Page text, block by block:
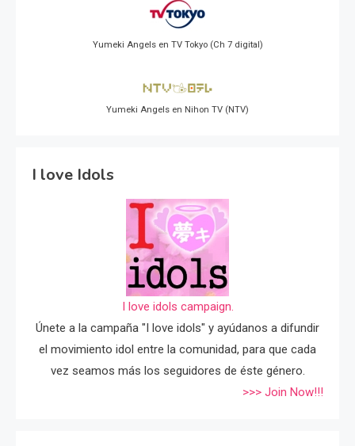
Yumeki Angels en TV Tokyo (Ch 7 digital)
Yumeki Angels en Nihon TV (NTV)
I love Idols
I love idols campaign.
Únete a la campaña "I love idols" y ayúdanos a difundir
el movimiento idol entre la comunidad, para que cada
vez seamos más los seguidores de éste género.
>>> Join Now!!!